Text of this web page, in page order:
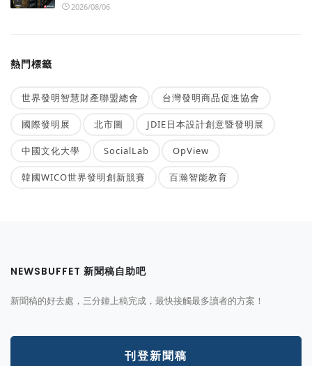
2026/08/06
熱門標籤
世界發明智慧財產聯盟總會 台灣發明商品促進協會
國際發明展 北市圖 JDIE日本設計創意暨發明展
中國文化大學 SocialLab OpView
韓國WICO世界發明創新競賽 百瀚智能教育
NEWSBUFFET 新聞稿自助吧
新聞稿的好去處，三分鐘上稿完成，最快接觸最多讀者的方案！
刊登新聞稿